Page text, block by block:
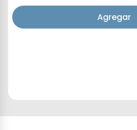
Agregar